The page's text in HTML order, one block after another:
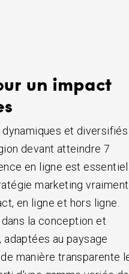
un impact
et diversifiés
devant atteindre 7
en ligne est
marketing vraiment
en ligne et hors ligne.
la conception et
au paysage
manière transparente